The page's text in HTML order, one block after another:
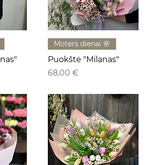
Moters dienai 🌸
Puokštė "Milanas"
Kaina
68,00 €